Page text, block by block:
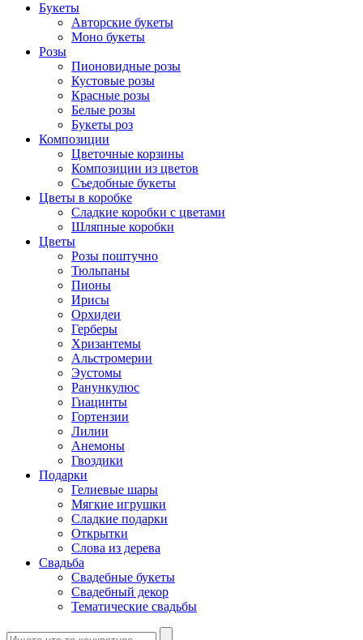
Букеты
Авторские букеты
Моно букеты
Розы
Пионовидные розы
Кустовые розы
Красные розы
Белые розы
Букеты роз
Композиции
Цветочные корзины
Композиции из цветов
Съедобные букеты
Цветы в коробке
Сладкие коробки с цветами
Шляпные коробки
Цветы
Розы поштучно
Тюльпаны
Пионы
Ирисы
Орхидеи
Герберы
Хризантемы
Альстромерии
Эустомы
Ранункулюс
Гиацинты
Гортензии
Лилии
Анемоны
Гвоздики
Подарки
Гелиевые шары
Мягкие игрушки
Сладкие подарки
Открытки
Слова из дерева
Свадьба
Свадебные букеты
Свадебный декор
Тематические свадьбы